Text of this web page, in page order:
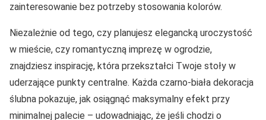
zainteresowanie bez potrzeby stosowania kolorów.
Niezależnie od tego, czy planujesz elegancką uroczystość
w mieście, czy romantyczną imprezę w ogrodzie,
znajdziesz inspirację, która przekształci Twoje stoły w
uderzające punkty centralne. Każda czarno-biała dekoracja
ślubna pokazuje, jak osiągnąć maksymalny efekt przy
minimalnej palecie – udowadniając, że jeśli chodzi o